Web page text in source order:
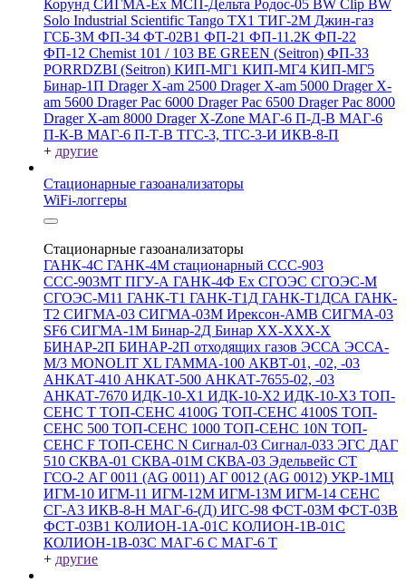
Корунд СИГМА-Ех МСП-Дельта Родос-05 BW Clip BW
Solo Industrial Scientific Tango TX1 ТИГ-2М Джин-газ
ГСБ-3М ФП-34 ФТ-02В1 ФП-21 ФП-11.2К ФП-22
ФП-12 Chemist 101 / 103 BE GREEN (Seitron) ФП-33
PORRDZBI (Seitron) КИП-МГ1 КИП-МГ4 КИП-МГ5
Бинар-1П Drager X-am 2500 Drager X-am 5000 Drager X-
am 5600 Drager Pac 6000 Drager Pac 6500 Drager Pac 8000
Drager X-am 8000 Drager X-Zone МАГ-6 П-Д-В МАГ-6
П-К-В МАГ-6 П-Т-В ТГС-3, ТГС-3-И ИКВ-8-П
+ другие
Стационарные газоанализаторы
WiFi-логгеры
Стационарные газоанализаторы
ГАНК-4С ГАНК-4М стационарный ССС-903
ССС-903МТ ПГУ-А ГАНК-4Ф Ex СГОЭС СГОЭС-М
СГОЭС-М11 ГАНК-Т1 ГАНК-Т1Д ГАНК-Т1ДСА ГАНК-
Т2 СИГМА-03 СИГМА-03М Ирексон-АМВ СИГМА-03
SF6 СИГМА-1М Бинар-2Д Бинар ХХ-ХХХ-Х
БИНАР-2П БИНАР-2П отходящих газов ЭССА ЭССА-
М/3 MONOLIT XL ГАММА-100 АКВТ-01, -02, -03
АНКАТ-410 АНКАТ-500 АНКАТ-7655-02, -03
АНКАТ-7670 ИДК-10-Х1 ИДК-10-Х2 ИДК-10-Х3 ТОП-
СЕНС Т ТОП-СЕНС 4100G ТОП-СЕНС 4100S ТОП-
СЕНС 500 ТОП-СЕНС 1000 ТОП-СЕНС 10N ТОП-
СЕНС F ТОП-СЕНС N Сигнал-03 Сигнал-033 ЭГС ДАГ
510 СКВА-01 СКВА-01М СКВА-03 Эдельвейс СТ
ГСО-2 АГ 0011 (AG 0011) АГ 0012 (AG 0012) УКР-1МЦ
ИГМ-10 ИГМ-11 ИГМ-12М ИГМ-13М ИГМ-14 СЕНС
СГ-А3 ИКВ-8-Н МАГ-6-(Д) ИГС-98 ФСТ-03М ФСТ-03В
ФСТ-03В1 КОЛИОН-1А-01С КОЛИОН-1В-01С
КОЛИОН-1В-03С МАГ-6 С МАГ-6 Т
+ другие